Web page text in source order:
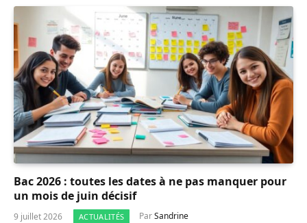
Bac 2026 : toutes les dates à ne pas manquer pour
un mois de juin décisif
9 juillet 2026 ACTUALITÉS ParSandrine